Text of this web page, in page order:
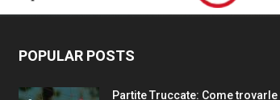
POPULAR POSTS
Partite Truccate: Come trovarle